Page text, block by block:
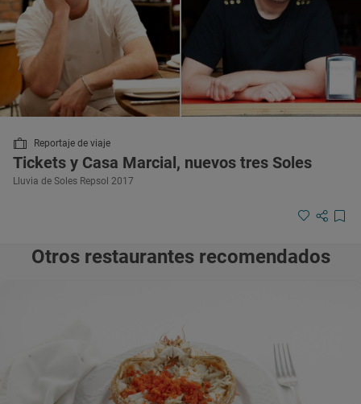
Reportaje de viaje
Tickets y Casa Marcial, nuevos tres Soles
Lluvia de Soles Repsol 2017
Otros restaurantes recomendados